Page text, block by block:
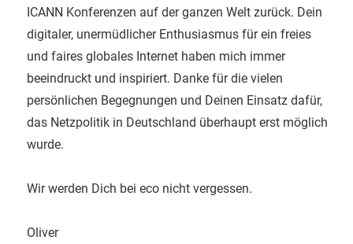
ICANN Konferenzen auf der ganzen Welt zurück. Dein
digitaler, unermüdlicher Enthusiasmus für ein freies
und faires globales Internet haben mich immer
beeindruckt und inspiriert. Danke für die vielen
persönlichen Begegnungen und Deinen Einsatz dafür,
das Netzpolitik in Deutschland überhaupt erst möglich
wurde.
Wir werden Dich bei eco nicht vergessen.
Oliver